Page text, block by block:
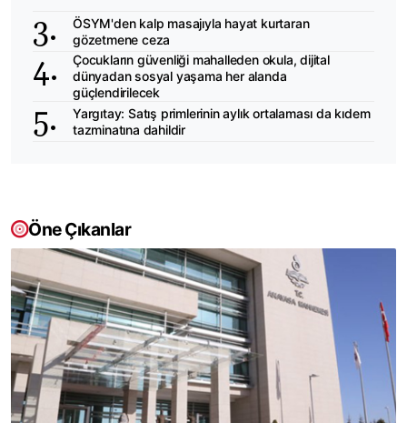
ÖSYM'den kalp masajıyla hayat kurtaran
gözetmene ceza
Çocukların güvenliği mahalleden okula, dijital
dünyadan sosyal yaşama her alanda
güçlendirilecek
Yargıtay: Satış primlerinin aylık ortalaması da kıdem
tazminatına dahildir
Öne Çıkanlar